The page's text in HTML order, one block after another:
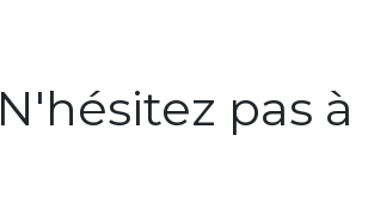
N'hésitez pas